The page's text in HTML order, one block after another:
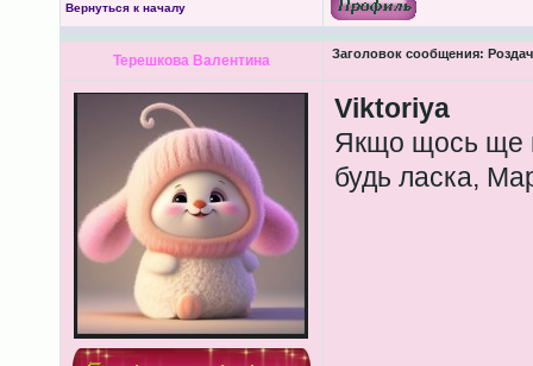
Вернуться к началу
Терешкова Валентина Заголовок сообщения:
Viktoriya
Якщо щось ще
будь ласка,